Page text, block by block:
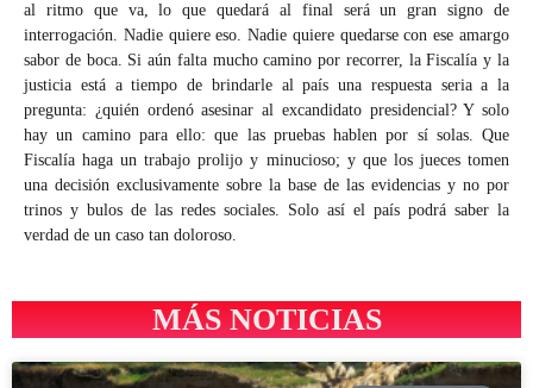
al ritmo que va, lo que quedará al final será un gran signo de
interrogación. Nadie quiere eso. Nadie quiere quedarse con ese amargo
sabor de boca. Si aún falta mucho camino por recorrer, la Fiscalía y la
justicia está a tiempo de brindarle al país una respuesta seria a la
pregunta: ¿quién ordenó asesinar al excandidato presidencial? Y solo
hay un camino para ello: que las pruebas hablen por sí solas. Que
Fiscalía haga un trabajo prolijo y minucioso; y que los jueces tomen
una decisión exclusivamente sobre la base de las evidencias y no por
trinos y bulos de las redes sociales. Solo así el país podrá saber la
verdad de un caso tan doloroso.
MÁS NOTICIAS